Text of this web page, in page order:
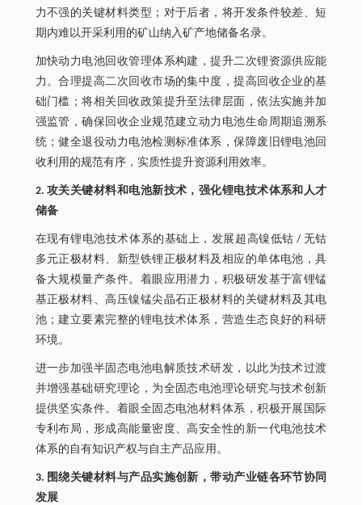
力不强的关键材料类型；对于后者，将开发条件较差、短
期内难以开采利用的矿山纳入矿产地储备名录。
加快动力电池回收管理体系构建，提升二次锂资源供应能
力。合理提高二次回收市场的集中度，提高回收企业的基
础门槛；将相关回收政策提升至法律层面，依法实施并加
强监管，确保回收企业规范建立动力电池生命周期追溯系
统；健全退役动力电池检测标准体系，保障废旧锂电池回
收利用的规范有序，实质性提升资源利用效率。
2. 攻关关键材料和电池新技术，强化锂电技术体系和人才
储备
在现有锂电池技术体系的基础上，发展超高镍低钴 / 无钴
多元正极材料、新型铁锂正极材料及相应的单体电池，具
备大规模量产条件。着眼应用潜力，积极研发基于富锂锰
基正极材料、高压镍锰尖晶石正极材料的关键材料及其电
池；建立要素完整的锂电技术体系，营造生态良好的科研
环境。
进一步加强半固态电池电解质技术研发，以此为技术过渡
并增强基础研究理论，为全固态电池理论研究与技术创新
提供坚实条件。着眼全固态电池材料体系，积极开展国际
专利布局，形成高能量密度、高安全性的新一代电池技术
体系的自有知识产权与自主产品应用。
3. 围绕关键材料与产品实施创新，带动产业链各环节协同
发展